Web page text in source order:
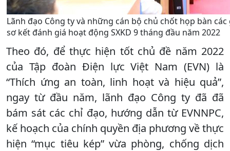
Lãnh đạo Công ty và những cán bộ chủ chốt họp bàn
sơ kết đánh giá hoạt động SXKD 9 tháng đầu năm 2022
Theo đó, để thực hiện tốt chủ đề năm 2022
của Tập đoàn Điện lực Việt Nam (EVN) là
“Thích ứng an toàn, linh hoạt và hiệu quả”,
ngay từ đầu năm, lãnh đạo Công ty đã đã
bám sát các chỉ đạo, hướng dẫn từ EVNNPC,
kế hoạch của chính quyền địa phương về thực
hiện “mục tiêu kép” vừa phòng, chống dịch